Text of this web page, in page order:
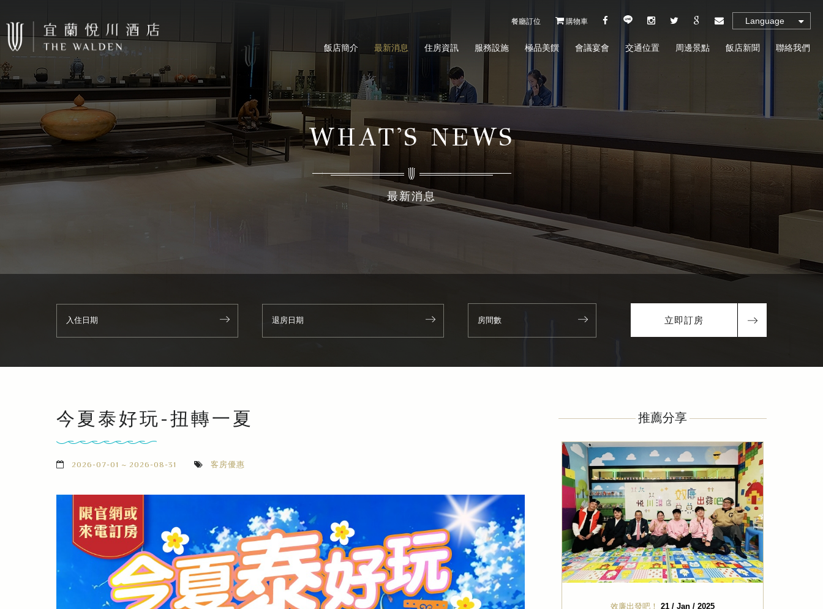
飯店簡介 最新消息 住房資訊 服務設施 極品美饌 會議宴會 交通位置 周邊景點 飯店新聞 聯絡我們
餐廳訂位 購物車 Language
立即訂房
WHAT'S NEWS
最新消息
今夏泰好玩-扭轉一夏
2026-07-01 ~ 2026-08-31 客房優惠
推薦分享
被親子飯店耽誤的吃到飽餐廳 宜
效年出發吧！ 15 / May / 2026 效廉出發吧！ 21 / Jan / 2025 豬爸一家 02 / Jan / 2025